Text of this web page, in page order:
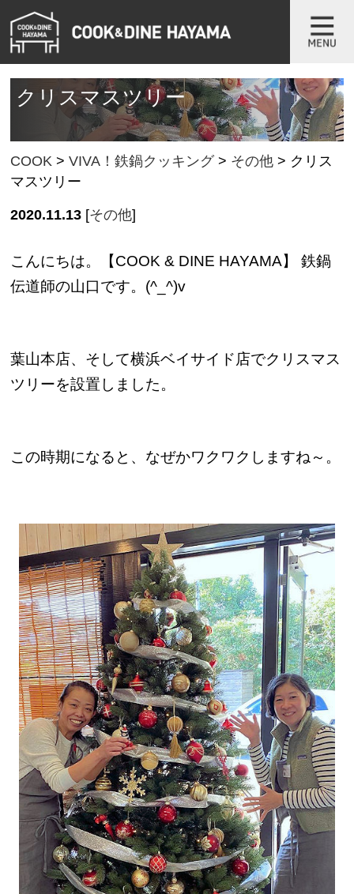
クリスマスツリー
COOK >VIVA！鉄鍋クッキング> その他 > クリス
マスツリー
2020.11.13 [その他]
こんにちは。【COOK & DINE HAYAMA】 鉄鍋
伝道師の山口です。(^_^)v
葉山本店、そして横浜ベイサイド店でクリスマス
ツリーを設置しました。
この時期になると、なぜかワクワクしますね～。